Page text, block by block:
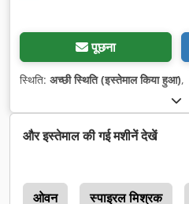
पूछना
स्थिति: अच्छी स्थिति (इस्तेमाल किया हुआ),
और इस्तेमाल की गई मशीनें देखें
ओवन स्पाइरल मिश्रक